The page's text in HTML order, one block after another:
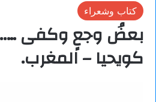
كتاب وشعراء
بعضُ وجعٍ وكفى
كويحيا – المغرب.